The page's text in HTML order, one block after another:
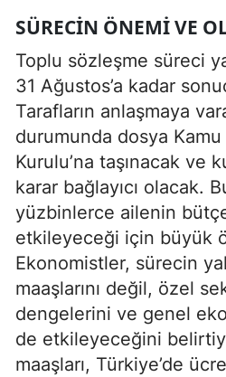
SÜRECIN ÖNEMI VE
Toplu sözleşme süreci
31 Ağustos’a kadar
Tarafların anlaşmaya
durumunda dosya
Kurulu’na taşınacak ve
karar bağlayıcı olacak.
yüzbinlerce ailenin
etkileyeceği için büyük
Ekonomistler, sürecin
maaşlarını değil, özel
dengelerini ve genel
de etkileyeceğini
maaşları, Türkiye’de